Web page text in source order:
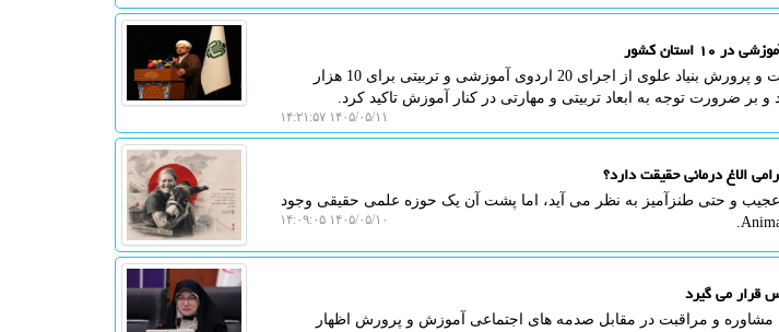
کشور
به گزارش لیزر تگ، معاون آموزش، مهارت و پرورش بنیاد علوی از اجرای 20 اردوی آموزشی و تربیتی برای 10 هزار
بر ضرورت توجه به ابعاد تربیتی و مهارتی در کنار آموزش تاکید کرد.
۱۴۰۵/۰۵/۱۱ ۱۴:۲۱:۵۷
الاغ درمانی حقیقت دارد؟
عجیب و حتی طنزآمیز به نظر می آید، اما پشت آن یک حوزه علمی حقیقی وجود
۱۴۰۵/۰۵/۱۰ ۱۴:۰۹:۰۵
قرار می گیرد
مشاوره و مراقبت در مقابل صدمه های اجتماعی آموزش و پرورش اظهار